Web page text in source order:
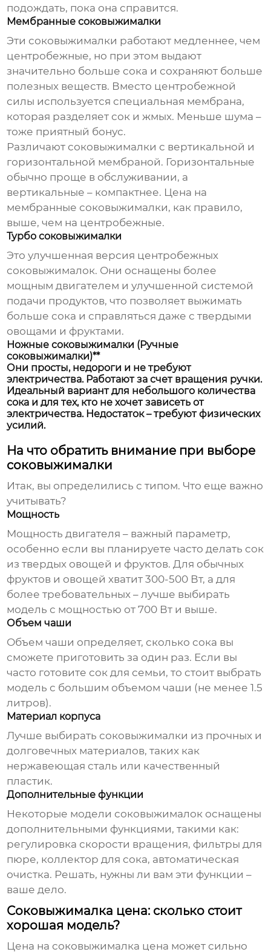
подождать, пока она справится.
Мембранные соковыжималки
Эти соковыжималки работают медленнее, чем
центробежные, но при этом выдают
значительно больше сока и сохраняют больше
полезных веществ. Вместо центробежной
силы используется специальная мембрана,
которая разделяет сок и жмых. Меньше шума –
тоже приятный бонус.
Различают соковыжималки с вертикальной и
горизонтальной мембраной. Горизонтальные
обычно проще в обслуживании, а
вертикальные – компактнее. Цена на
мембранные соковыжималки, как правило,
выше, чем на центробежные.
Турбо соковыжималки
Это улучшенная версия центробежных
соковыжималок. Они оснащены более
мощным двигателем и улучшенной системой
подачи продуктов, что позволяет выжимать
больше сока и справляться даже с твердыми
овощами и фруктами.
Ножные соковыжималки (Ручные
соковыжималки)**
Они просты, недороги и не требуют
электричества. Работают за счет вращения ручки.
Идеальный вариант для небольшого количества
сока и для тех, кто не хочет зависеть от
электричества. Недостаток – требуют физических
усилий.
На что обратить внимание при выборе
соковыжималки
Итак, вы определились с типом. Что еще важно
учитывать?
Мощность
Мощность двигателя – важный параметр,
особенно если вы планируете часто делать сок
из твердых овощей и фруктов. Для обычных
фруктов и овощей хватит 300-500 Вт, а для
более требовательных – лучше выбирать
модель с мощностью от 700 Вт и выше.
Объем чаши
Объем чаши определяет, сколько сока вы
сможете приготовить за один раз. Если вы
часто готовите сок для семьи, то стоит выбрать
модель с большим объемом чаши (не менее 1.5
литров).
Материал корпуса
Лучше выбирать соковыжималки из прочных и
долговечных материалов, таких как
нержавеющая сталь или качественный
пластик.
Дополнительные функции
Некоторые модели соковыжималок оснащены
дополнительными функциями, такими как:
регулировка скорости вращения, фильтры для
пюре, коллектор для сока, автоматическая
очистка. Решать, нужны ли вам эти функции –
ваше дело.
Соковыжималка цена: сколько стоит
хорошая модель?
Цена на соковыжималка цена может сильно